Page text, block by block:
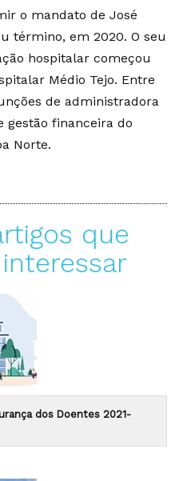
o mandato de José
término, em 2020. O seu
hospitalar começou
Médio Tejo. Entre
de administradora
gestão financeira do
Norte.
que
dos Doentes 2021-